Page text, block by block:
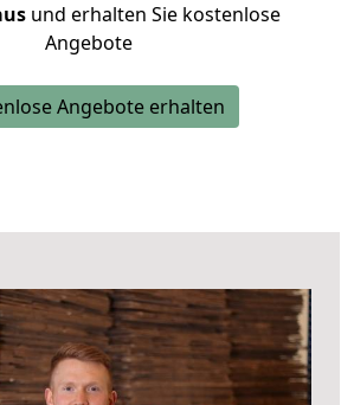
und erhalten Sie kostenlose
Angebote
Angebote erhalten